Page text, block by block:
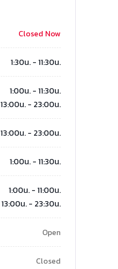
Closed Now
1:30น. - 11:30น.
1:00น. - 11:30น.
13:00น. - 23:00น.
13:00น. - 23:00น.
1:00น. - 11:30น.
1:00น. - 11:00น.
13:00น. - 23:30น.
Open
Closed